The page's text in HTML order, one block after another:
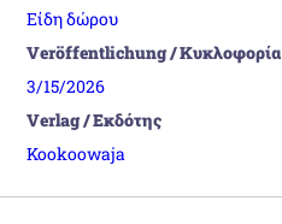
Είδη δώρου
Veröffentlichung / Κυκλοφορία
3/15/2026
Verlag / Εκδότης
Kookoowaja